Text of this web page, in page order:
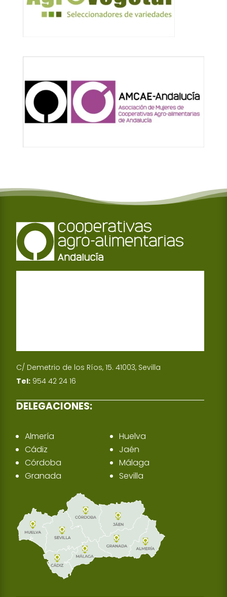
C/ Demetrio de los Ríos, 15. 41003, Sevilla
Tel: 954 42 24 16
DELEGACIONES:
Almería
Cádiz
Córdoba
Granada
Huelva
Jaén
Málaga
Sevilla